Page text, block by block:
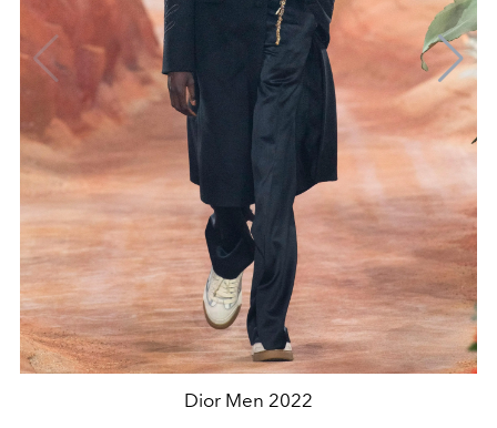
Dior Men 2022